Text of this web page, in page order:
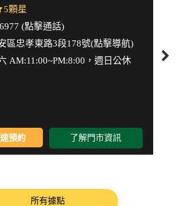
5顆星
(點擊通話)
區忠孝東路3段178號(點擊導航)
AM:11:00~PM:8:00，週日公休
預約 了解門市資訊
所有據點